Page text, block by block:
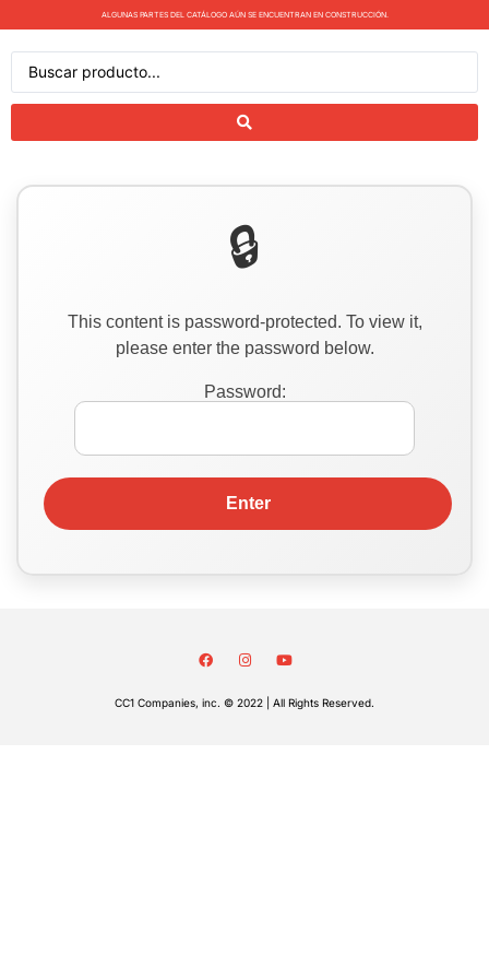
ALGUNAS PARTES DEL CATÁLOGO AÚN SE ENCUENTRAN EN CONSTRUCCIÓN.
This content is password-protected. To view it,
please enter the password below.
Password:
CC1 Companies, inc. © 2022 | All Rights Reserved.